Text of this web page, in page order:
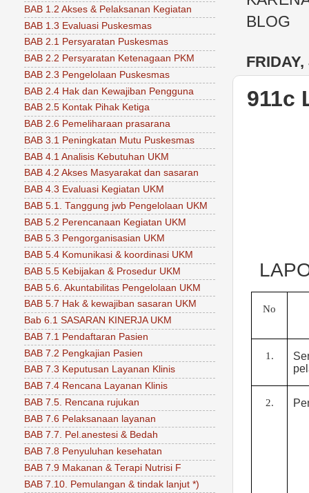
BLOG
911c
No
1.
2.
BAB 1.2 Akses & Pelaksanan Kegiatan
BAB 1.3 Evaluasi Puskesmas
BAB 2.1 Persyaratan Puskesmas
BAB 2.2 Persyaratan Ketenagaan PKM
BAB 2.3 Pengelolaan Puskesmas
BAB 2.4 Hak dan Kewajiban Pengguna
BAB 2.5 Kontak Pihak Ketiga
BAB 2.6 Pemeliharaan prasarana
BAB 3.1 Peningkatan Mutu Puskesmas
BAB 4.1 Analisis Kebutuhan UKM
BAB 4.2 Akses Masyarakat dan sasaran
BAB 4.3 Evaluasi Kegiatan UKM
BAB 5.1. Tanggung jwb Pengelolaan UKM
BAB 5.2 Perencanaan Kegiatan UKM
BAB 5.3 Pengorganisasian UKM
BAB 5.4 Komunikasi & koordinasi UKM
BAB 5.5 Kebijakan & Prosedur UKM
BAB 5.6. Akuntabilitas Pengelolaan UKM
BAB 5.7 Hak & kewajiban sasaran UKM
Bab 6.1 SASARAN KINERJA UKM
BAB 7.1 Pendaftaran Pasien
BAB 7.2 Pengkajian Pasien
BAB 7.3 Keputusan Layanan Klinis
BAB 7.4 Rencana Layanan Klinis
BAB 7.5. Rencana rujukan
BAB 7.6 Pelaksanaan layanan
BAB 7.7. Pel.anestesi & Bedah
BAB 7.8 Penyuluhan kesehatan
BAB 7.9 Makanan & Terapi Nutrisi F
BAB 7.10. Pemulangan & tindak lanjut *)